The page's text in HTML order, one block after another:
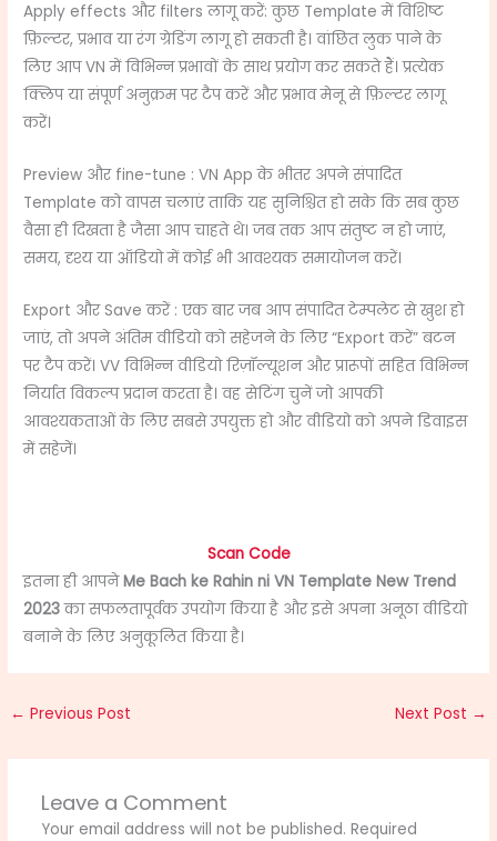
Apply effects और filters लागू करें: कुछ Template में विशिष्ट
फ़िल्टर, प्रभाव या रंग ग्रेडिंग लागू हो सकती है। वांछित लुक पाने के
लिए आप VN में विभिन्न प्रभावों के साथ प्रयोग कर सकते हैं। प्रत्येक
क्लिप या संपूर्ण अनुक्रम पर टैप करें और प्रभाव मेनू से फ़िल्टर लागू
करें।
Preview और fine-tune : VN App के भीतर अपने संपादित
Template को वापस चलाएं ताकि यह सुनिश्चित हो सके कि सब कुछ
वैसा ही दिखता है जैसा आप चाहते थे। जब तक आप संतुष्ट न हो जाएं,
समय, दृश्य या ऑडियो में कोई भी आवश्यक समायोजन करें।
Export और Save करें : एक बार जब आप संपादित टेम्पलेट से खुश हो
जाएं, तो अपने अंतिम वीडियो को सहेजने के लिए “Export करें” बटन
पर टैप करें। VV विभिन्न वीडियो रिज़ॉल्यूशन और प्रारूपों सहित विभिन्न
निर्यात विकल्प प्रदान करता है। वह सेटिंग चुनें जो आपकी
आवश्यकताओं के लिए सबसे उपयुक्त हो और वीडियो को अपने डिवाइस
में सहेजें।
Scan Code
इतना ही आपनेMe Bach ke Rahin ni VN Template New Trend
2023का सफलतापूर्वक उपयोग किया है और इसे अपना अनूठा वीडियो
बनाने के लिए अनुकूलित किया है।
← Previous Post Next Post →
Leave a Comment
Your email address will not be published. Required